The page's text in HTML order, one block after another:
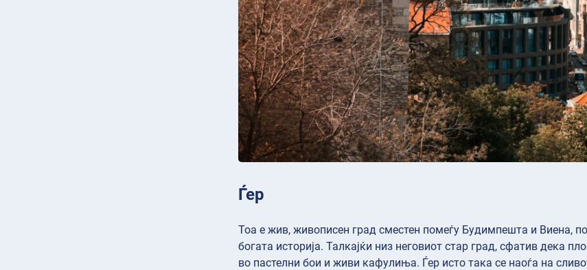
Ѓер
Тоа е жив, живописен град сместен помеѓу Будимпешта и Виена,
богата историја. Талкајќи низ неговиот стар град, сфатив дека
во пастелни бои и живи кафулиња. Ѓер исто така се наоѓа на